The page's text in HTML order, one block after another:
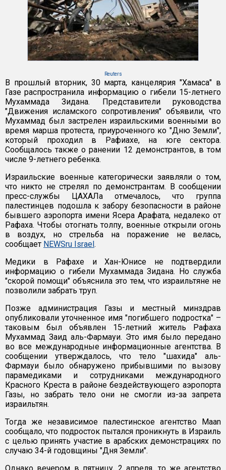
Reuters
В прошлый вторник, 30 марта, канцелярия "Хамаса" в
Газе распространила информацию о гибели 15-летнего
Мухаммада Зидана. Представители руководства
"Движения исламского сопротивления" объявили, что
Мухаммад был застрелен израильскими военными во
время марша протеста, приуроченного ко "Дню Земли",
который проходил в Рафиахе, на юге сектора.
Сообщалось также о ранении 12 демонстрантов, в том
числе 9-летнего ребенка.
Израильские военные категорически заявляли о том,
что никто не стрелял по демонстрантам. В сообщении
пресс-службы ЦАХАЛа отмечалось, что группа
палестинцев подошла к забору безопасности в районе
бывшего аэропорта имени Ясера Арафата, недалеко от
Рафаха. Чтобы отогнать толпу, военные открыли огонь
в воздух, но стрельба на поражение не велась,
сообщает NEWSru Israel.
Медики в Рафахе и Хан-Юнисе не подтвердили
информацию о гибели Мухаммада Зидана. Но служба
"скорой помощи" объяснила это тем, что израильтяне не
позволили забрать труп.
Позже администрация Газы и местный минздрав
опубликовали уточненное имя "погибшего подростка" –
таковым был объявлен 15-летний житель Рафаха
Мухаммад Заид аль-Фармауи. Это имя было передано
во все международные информационные агентства. В
сообщении утверждалось, что тело "шахида" аль-
Фармауи было обнаружено прибывшими по вызову
парамедиками и сотрудниками международного
Красного Креста в районе бездействующего аэропорта
Газы, но забрать тело они не смогли из-за запрета
израильтян.
Тогда же независимое палестинское агентство Maan
сообщало, что подросток пытался проникнуть в Израиль
с целью принять участие в арабских демонстрациях по
случаю 34-й годовщины "Дня Земли".
Однако вечером в пятницу, 2 апреля, то же агентство